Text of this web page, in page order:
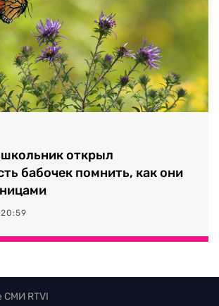
открыл
бабочек помнить, как они
СМИ RTVI